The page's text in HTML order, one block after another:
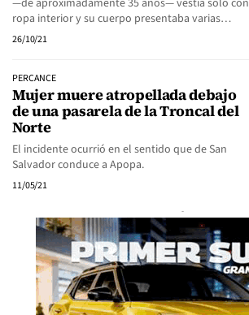
—de aproximadamente 35 años— vestía solo con
ropa interior y su cuerpo presentaba varias…
26/10/21
PERCANCE
Mujer muere atropellada debajo
de una pasarela de la Troncal del
Norte
El incidente ocurrió en el sentido que de San
Salvador conduce a Apopa.
11/05/21